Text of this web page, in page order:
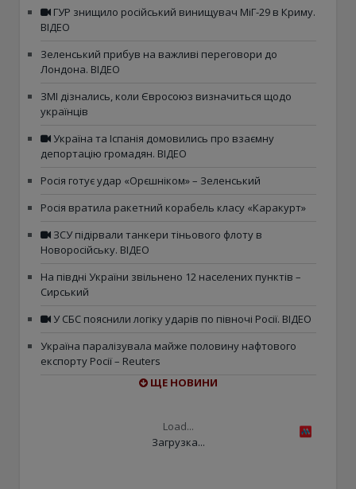
ГУР знищило російський винищувач МіГ-29 в Криму.
ВІДЕО
Зеленський прибув на важливі переговори до
Лондона. ВІДЕО
ЗМІ дізнались, коли Євросоюз визначиться щодо
українців
Україна та Іспанія домовились про взаємну
депортацію громадян. ВІДЕО
Росія готує удар «Орєшніком» – Зеленський
Росія вратила ракетний корабель класу «Каракурт»
ЗСУ підірвали танкери тіньового флоту в
Новоросійську. ВІДЕО
На півдні України звільнено 12 населених пунктів –
Сирський
У СБС пояснили логіку ударів по півночі Росії. ВІДЕО
Україна паралізувала майже половину нафтового
експорту Росії – Reuters
ЩЕ НОВИНИ
Load...
Загрузка...